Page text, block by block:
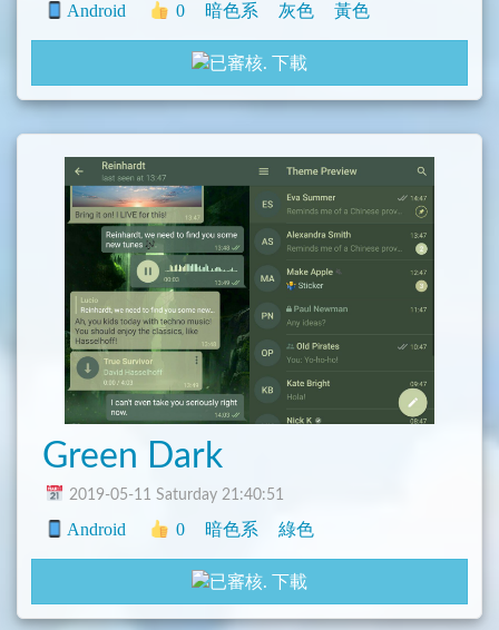
Android 0 暗色系 灰色 黃色
下載
Green Dark
2019-05-11 Saturday 21:40:51
Android 0 暗色系 綠色
下載